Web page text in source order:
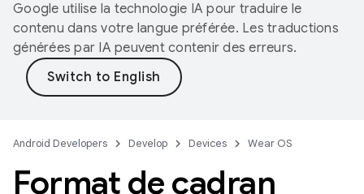
Google utilise la technologie IA pour traduire le
contenu dans votre langue préférée. Les traductions
générées par IA peuvent contenir des erreurs.
Android Developers Develop Devices Wear OS
Format de cadran